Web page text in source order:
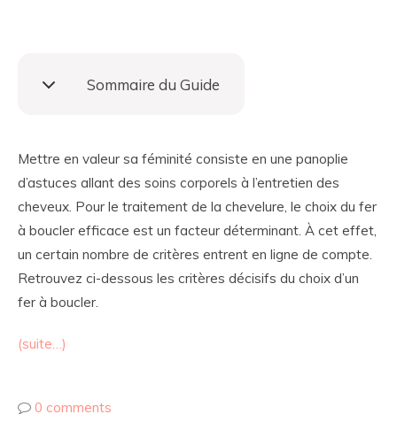
Sommaire du Guide
Mettre en valeur sa féminité consiste en une panoplie
d’astuces allant des soins corporels à l’entretien des
cheveux. Pour le traitement de la chevelure, le choix du fer
à boucler efficace est un facteur déterminant. À cet effet,
un certain nombre de critères entrent en ligne de compte.
Retrouvez ci-dessous les critères décisifs du choix d’un
fer à boucler.
(suite…)
0 comments